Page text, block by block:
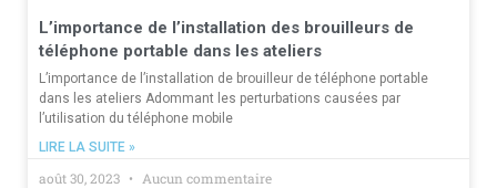
L’importance de l’installation des brouilleurs de
téléphone portable dans les ateliers
L’importance de l’installation de brouilleur de téléphone portable
dans les ateliers Adommant les perturbations causées par
l’utilisation du téléphone mobile
LIRE LA SUITE »
août 30, 2023 Aucun commentaire